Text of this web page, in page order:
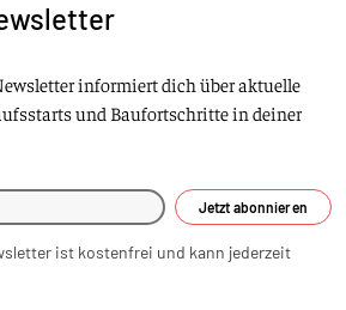
informiert dich über aktuelle
und Baufortschritte in deiner
Jetzt abonnieren
ist kostenfrei und kann jederzeit